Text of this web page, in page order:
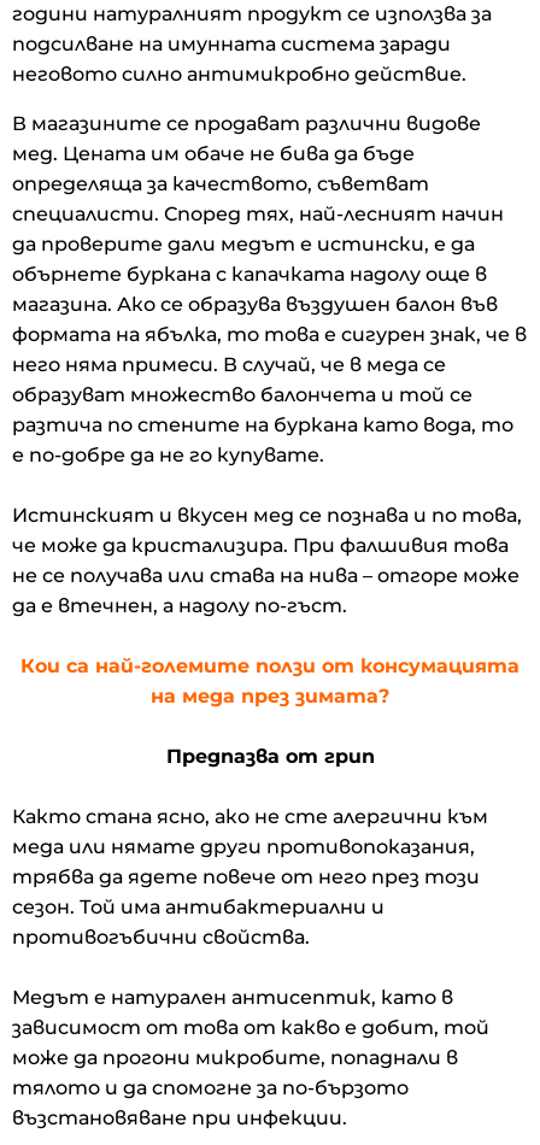
години натуралният продукт се използва за
подсилване на имунната система заради
неговото силно антимикробно действие.
В магазините се продават различни видове
мед. Цената им обаче не бива да бъде
определяща за качеството, съветват
специалисти. Според тях, най-лесният начин
да проверите дали медът е истински, е да
обърнете буркана с капачката надолу още в
магазина. Ако се образува въздушен балон във
формата на ябълка, то това е сигурен знак, че в
него няма примеси. В случай, че в меда се
образуват множество балончета и той се
разтича по стените на буркана като вода, то
е по-добре да не го купувате.
Истинският и вкусен мед се познава и по това,
че може да кристализира. При фалшивия това
не се получава или става на нива – отгоре може
да е втечнен, а надолу по-гъст.
Кои са най-големите ползи от консумацията
на меда през зимата?
Предпазва от грип
Както стана ясно, ако не сте алергични към
меда или нямате други противопоказания,
трябва да ядете повече от него през този
сезон. Той има антибактериални и
противогъбични свойства.
Медът е натурален антисептик, като в
зависимост от това от какво е добит, той
може да прогони микробите, попаднали в
тялото и да спомогне за по-бързото
възстановяване при инфекции.